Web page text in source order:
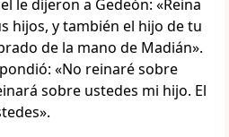
le dijeron a Gedeón: «Reina
hijos, y también el hijo de tu
de la mano de Madián».
«No reinaré sobre
sobre ustedes mi hijo. El
».